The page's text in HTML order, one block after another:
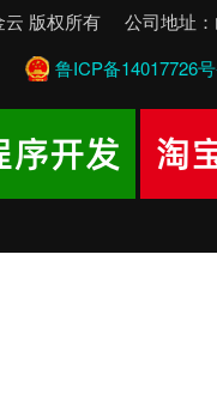
云 版权所有 公司地址
鲁ICP备14017726